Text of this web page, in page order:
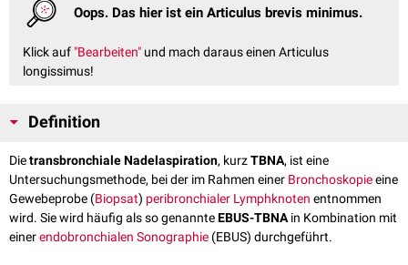
Oops. Das hier ist ein Articulus brevis minimus.
Klick auf "Bearbeiten" und mach daraus einen Articulus
longissimus!
Definition
Dietransbronchiale Nadelaspiration, kurzTBNA, ist eine
Untersuchungsmethode, bei der im Rahmen einer Bronchoskopieeine
Gewebeprobe (Biopsat) peribronchialer Lymphknoten entnommen
wird. Sie wird häufig als so genannteEBUS-TBNA in Kombination mit
einerendobronchialen Sonographie (EBUS) durchgeführt.